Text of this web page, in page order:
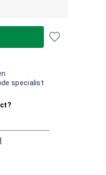
specialist